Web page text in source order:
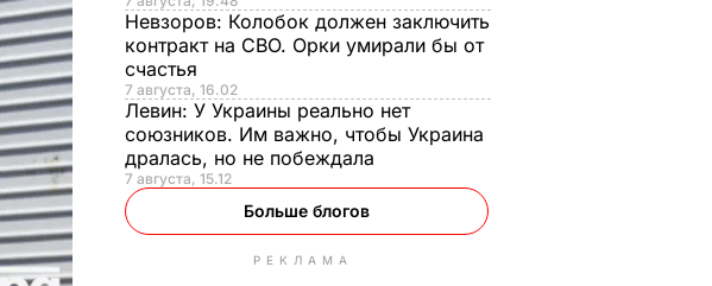
Невзоров: Колобок должен заключить
контракт на СВО. Орки умирали бы от
счастья
7 августа, 16.02
Левин: У Украины реально нет
союзников. Им важно, чтобы Украина
дралась, но не побеждала
7 августа, 15.12
Больше блогов
РЕКЛАМА